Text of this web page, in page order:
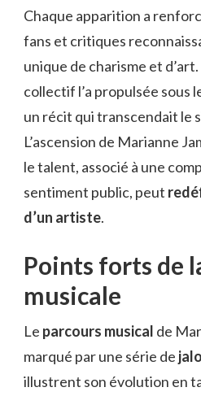
Chaque apparition a
fans et critiques
unique de charisme et
collectif l’a propulsée sous
un récit qui transcendait le
L’ascension de Marianne
le talent, associé à une
sentiment public, peut
d’un artiste.
Points forts de
musicale
Le parcours musical de
marqué par une série de
illustrent son évolution en